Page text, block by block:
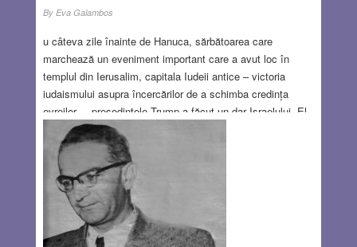
By Eva Galambos
u câteva zile înainte de Hanuca, sărbătoarea care
marchează un eveniment important care a avut loc în
templul din Ierusalim, capitala Iudeii antice – victoria
iudaismului asupra încercărilor de a schimba credința
evreilor –, președintele Trump a făcut un dar Israelului. El
a recunoscut oficial că Ierusalimul este capitala acestei
țări, confirmând argumentele statului evreu cu privire la
drepturile istorice asupra acestui oraș. Ca om politic,
Donald Trump a recurs la argumente de bun simț.
more…
DEC 7, 2017